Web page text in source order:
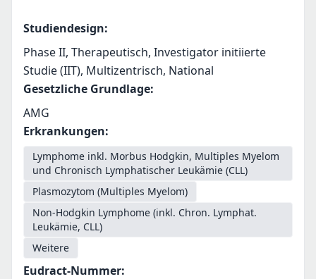
Studiendesign:
Phase II, Therapeutisch, Investigator initiierte
Studie (IIT), Multizentrisch, National
Gesetzliche Grundlage:
AMG
Erkrankungen:
Lymphome inkl. Morbus Hodgkin, Multiples Myelom
und Chronisch Lymphatischer Leukämie (CLL)
Plasmozytom (Multiples Myelom)
Non-Hodgkin Lymphome (inkl. Chron. Lymphat.
Leukämie, CLL)
Weitere
Eudract-Nummer: